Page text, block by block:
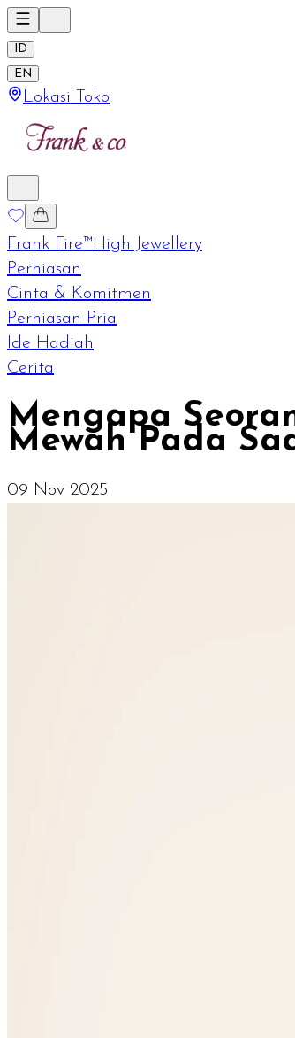
ID
EN
Lokasi Toko
Frank Fire™High Jewellery
Perhiasan
Cinta & Komitmen
Perhiasan Pria
Ide Hadiah
Cerita
Mengapa
Mewah Pada
09 Nov 2025